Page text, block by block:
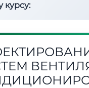
курсу: